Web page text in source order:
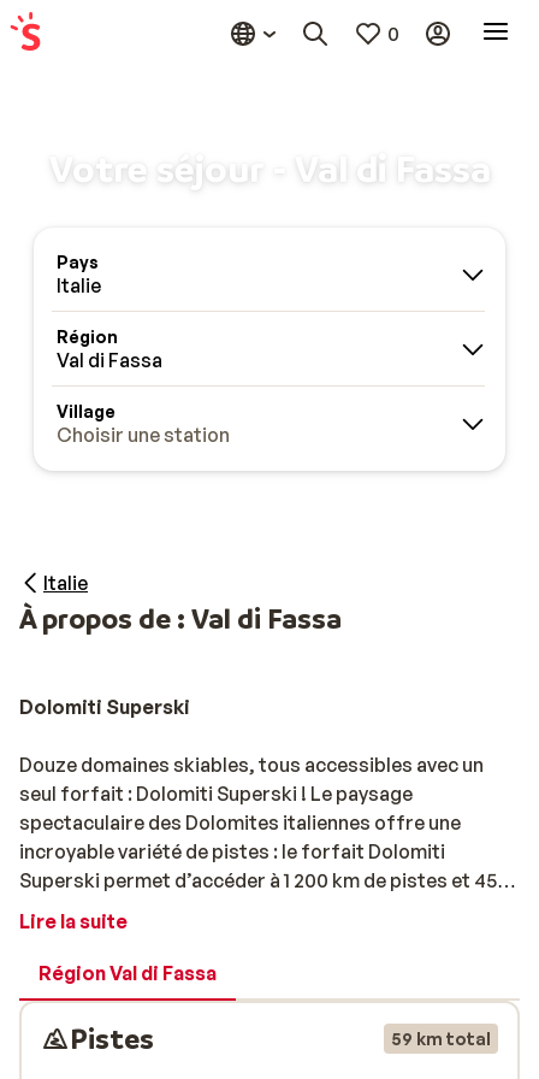
0
Votre séjour - Val di Fassa
Pays
Italie
Région
Val di Fassa
Village
Choisir une station
Italie
À propos de : Val di Fassa
Dolomiti Superski
Douze domaines skiables, tous accessibles avec un
seul forfait : Dolomiti Superski ! Le paysage
spectaculaire des Dolomites italiennes offre une
incroyable variété de pistes : le forfait Dolomiti
Superski permet d’accéder à 1 200 km de pistes et 450
remontées mécaniques. Même les skieurs les plus
Profitez de la commodité d’un seul forfait pour les
domaines de Val Gardena, Val di Fassa, Arabba-
Marmolada, Alta Badia, Cortina d’Ampezzo, Kronplatz,
Sextner Dolomiten, Valle di Fiemme, San Martino di
Lire la suite
Région Val di Fassa
Pistes 59 km total